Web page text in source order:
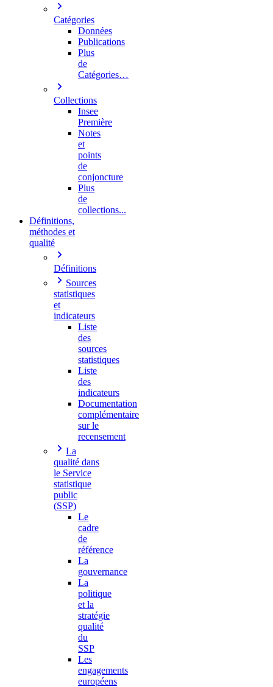
Catégories
Données
Publications
Plus
de
Catégories…
Collections
Insee
Première
Notes
et
points
de
conjoncture
Plus
de
collections...
Définitions,
méthodes et
qualité
Définitions
Sources
statistiques
et
indicateurs
Liste
des
sources
statistiques
Liste
des
indicateurs
Documentation
complémentaire
sur le
recensement
La
qualité dans
le Service
statistique
public
(SSP)
Le
cadre
de
référence
La
gouvernance
La
politique
et la
stratégie
qualité
du
SSP
Les
engagements
européens